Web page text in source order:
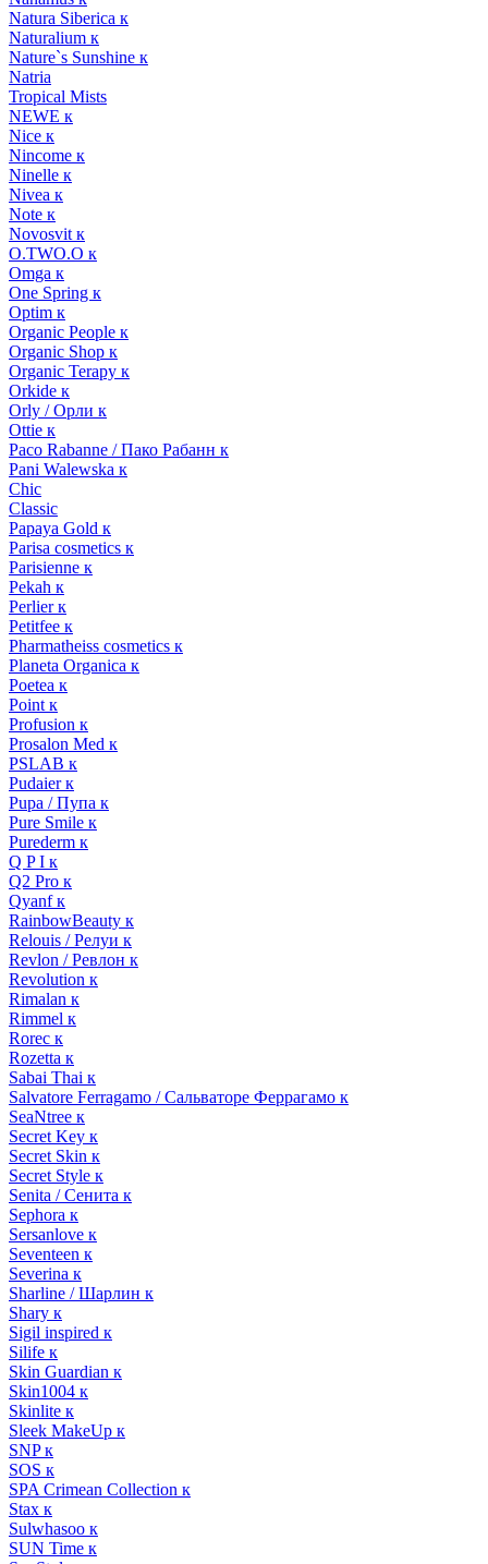
Natura Siberica к
Naturalium к
Nature`s Sunshine к
Natria
Tropical Mists
NEWE к
Nice к
Nincome к
Ninelle к
Nivea к
Note к
Novosvit к
O.TWO.O к
Omga к
One Spring к
Optim к
Organic People к
Organic Shop к
Organic Terapy к
Orkide к
Orly / Орли к
Ottie к
Paco Rabanne / Пако Рабанн к
Pani Walewska к
Chic
Classic
Papaya Gold к
Parisa cosmetics к
Parisienne к
Pekah к
Perlier к
Petitfee к
Pharmatheiss cosmetics к
Planeta Organica к
Poetea к
Point к
Profusion к
Prosalon Med к
PSLAB к
Pudaier к
Pupa / Пупа к
Pure Smile к
Purederm к
Q P I к
Q2 Pro к
Qyanf к
RainbowBeauty к
Relouis / Релуи к
Revlon / Ревлон к
Revolution к
Rimalan к
Rimmel к
Rorec к
Rozetta к
Sabai Thai к
Salvatore Ferragamo / Сальваторе Феррагамо к
SeaNtree к
Secret Key к
Secret Skin к
Secret Style к
Senita / Сенита к
Sephora к
Sersanlove к
Seventeen к
Severina к
Sharline / Шарлин к
Shary к
Sigil inspired к
Silife к
Skin Guardian к
Skin1004 к
Skinlite к
Sleek MakeUp к
SNP к
SOS к
SPA Crimean Collection к
Stax к
Sulwhasoo к
SUN Time к